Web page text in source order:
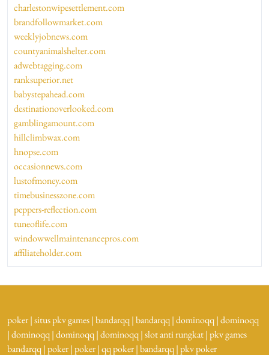
charlestonwipesettlement.com
brandfollowmarket.com
weeklyjobnews.com
countyanimalshelter.com
adwebtagging.com
ranksuperior.net
babystepahead.com
destinationoverlooked.com
gamblingamount.com
hillclimbwax.com
hnopse.com
occasionnews.com
lustofmoney.com
timebusinesszone.com
peppers-reflection.com
tuneoflife.com
windowwellmaintenancepros.com
affiliateholder.com
poker|situs pkv games|bandarqq|bandarqq|dominoqq|dominoqq
|dominoqq|dominoqq|dominoqq|slot anti rungkat|pkv games
bandarqq|poker|poker|qq poker|bandarqq|pkv poker